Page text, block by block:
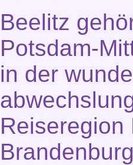
Beelitz
Potsdam-
in der
Reiseregion